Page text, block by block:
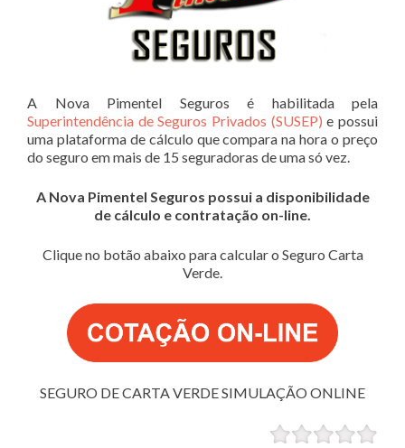
A Nova Pimentel Seguros é habilitada pela
Superintendência de Seguros Privados (SUSEP) e possui
uma plataforma de cálculo que compara na hora o preço
do seguro em mais de 15 seguradoras de uma só vez.
A Nova Pimentel Seguros possui a disponibilidade
de cálculo e contratação on-line.
Clique no botão abaixo para calcular o Seguro Carta
Verde.
SEGURO DE CARTA VERDE SIMULAÇÃO ONLINE